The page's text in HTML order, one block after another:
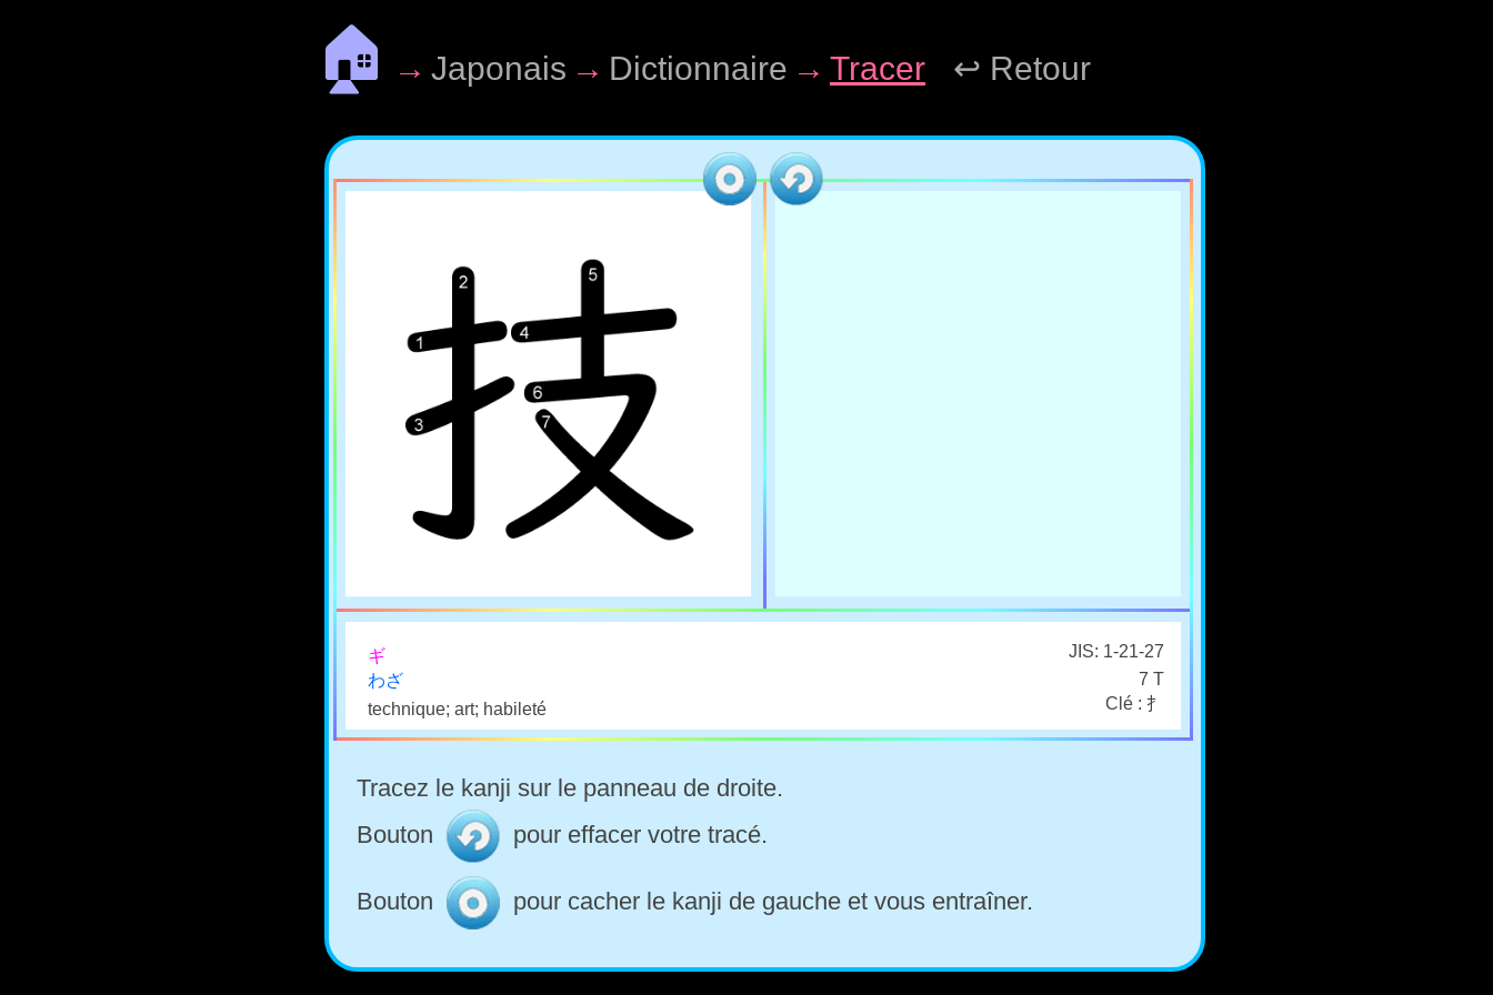
🏠 → Japonais → Dictionnaire → Tracer ↩ Retour
ギ
JIS: 1-21-27
わざ
7 T
technique; art; habileté
Clé : 扌
Tracez le kanji sur le panneau de droite.
Bouton
pour effacer votre tracé.
Bouton pour cacher le kanji de gauche et vous entraîner.